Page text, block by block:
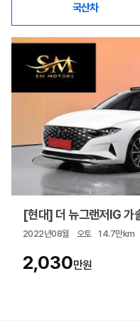
국산차
[현대] 더 뉴그랜저IG 가
2022년08월 오토 14.7만km
2,030만원